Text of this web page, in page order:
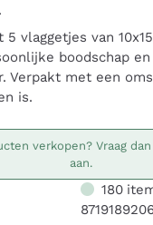
vlaggetjes van
boodschap
Verpakt met een
is.
verkopen? Vraag
aan.
180